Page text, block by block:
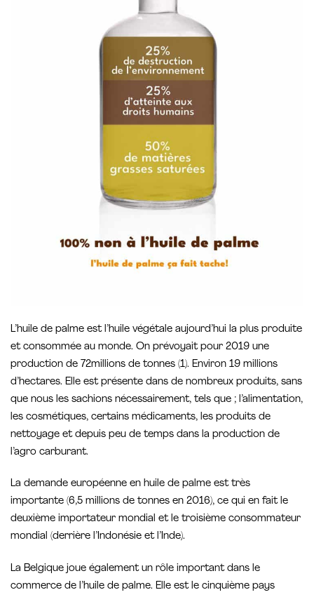
L’huile de palme est l’huile végétale aujourd’hui la plus produite
et consommée au monde. On prévoyait pour 2019 une
production de 72millions de tonnes (1). Environ 19 millions
d’hectares. Elle est présente dans de nombreux produits, sans
que nous les sachions nécessairement, tels que ; l’alimentation,
les cosmétiques, certains médicaments, les produits de
nettoyage et depuis peu de temps dans la production de
l’agro carburant.
La demande européenne en huile de palme est très
importante (6,5 millions de tonnes en 2016), ce qui en fait le
deuxième importateur mondial et le troisième consommateur
mondial (derrière l’Indonésie et l’Inde).
La Belgique joue également un rôle important dans le
commerce de l’huile de palme. Elle est le cinquième pays